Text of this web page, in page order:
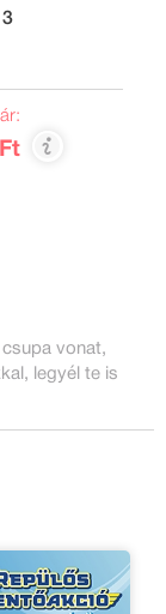
vonat,
legyél te is